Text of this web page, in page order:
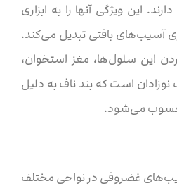
این ویژگی آنها را به ابزاری
آسیب‌های بافتی تبدیل می‌کند.
این سلول‌ها، مغز استخوان،
است که بند ناف به دلیل
محسوب می‌شود.
غضروفی در نواحی مختلف